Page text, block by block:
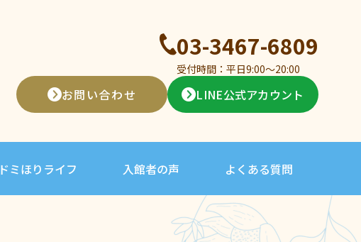
03-3467-6809
受付時間：平日9:00〜20:00
お問い合わせ LINE公式アカウント
ドミほりライフ 入館者の声 よくある質問